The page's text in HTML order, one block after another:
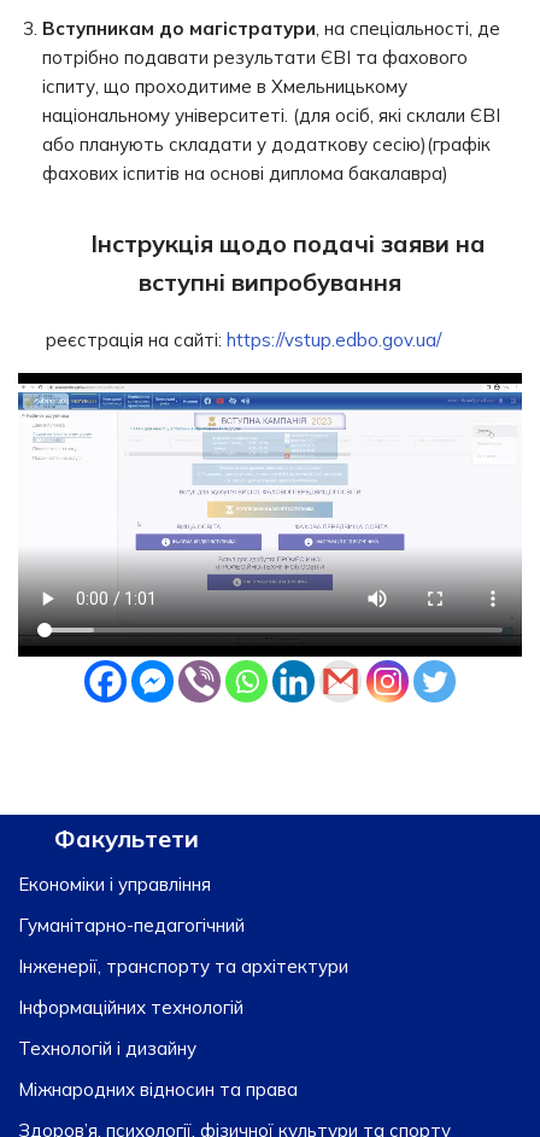
Вступникам до магістратури, на спеціальності, де
потрібно подавати результати ЄВІ та фахового
іспиту, що проходитиме в Хмельницькому
національному університеті. (для осіб, які склали ЄВІ
або планують складати у додаткову сесію)(графік
фахових іспитів на основі диплома бакалавра)
Інструкція щодо подачі заяви на
вступні випробування
реєстрація на сайті: https://vstup.edbo.gov.ua/
Факультети
Економіки і управління
Гуманітарно-педагогічний
Інженерії, транспорту та архітектури
Інформаційних технологій
Технологій і дизайну
Міжнародних відносин та права
Здоров’я, психології, фізичної культури та спорту